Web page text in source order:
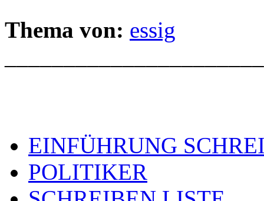
Thema von: essig
EINFÜHRUNG
POLITIKER